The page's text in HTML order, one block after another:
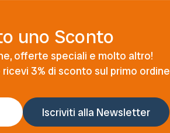
uno Sconto
offerte speciali e molto altro!
3% di sconto sul primo ordine